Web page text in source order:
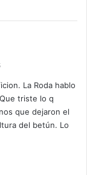
La Roda hablo
triste lo q
que dejaron el
del betún. Lo